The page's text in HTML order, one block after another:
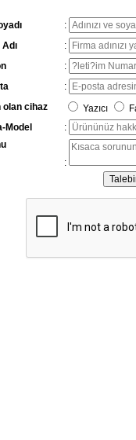
:
:
:
:
olan cihaz
Yazıcı
Model
:
: